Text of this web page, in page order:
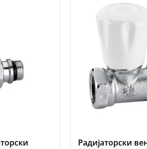
Радијаторски